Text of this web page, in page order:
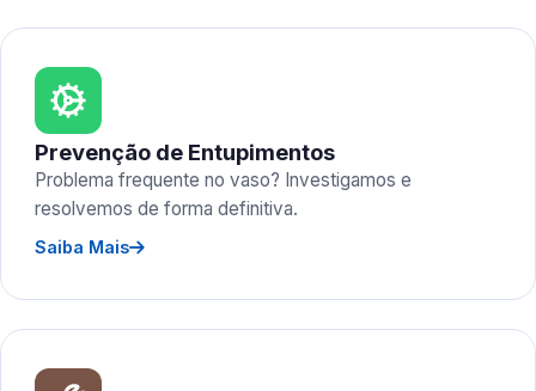
Prevenção de Entupimentos
Problema frequente no vaso? Investigamos e
resolvemos de forma definitiva.
Saiba Mais